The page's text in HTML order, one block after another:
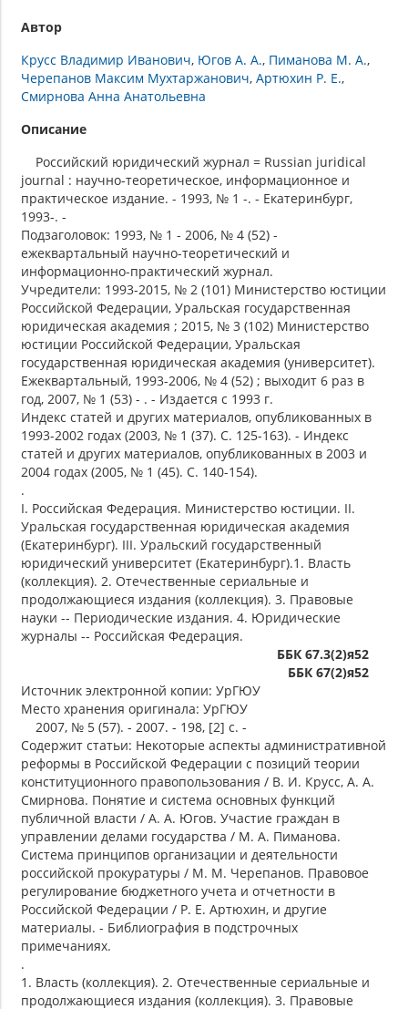
Автор
Крусс Владимир Иванович Югов А. А. Пиманова М. А.
Черепанов Максим Мухтаржанович Артюхин Р. Е.
Смирнова Анна Анатольевна
Описание
Российский юридический журнал = Russian juridical
journal : научно-теоретическое, информационное и
практическое издание. - 1993, № 1 -. - Екатеринбург,
1993-. -
Подзаголовок: 1993, № 1 - 2006, № 4 (52) -
ежеквартальный научно-теоретический и
информационно-практический журнал.
Учредители: 1993-2015, № 2 (101) Министерство юстиции
Российской Федерации, Уральская государственная
юридическая академия ; 2015, № 3 (102) Министерство
юстиции Российской Федерации, Уральская
государственная юридическая академия (университет).
Ежеквартальный, 1993-2006, № 4 (52) ; выходит 6 раз в
год, 2007, № 1 (53) - . - Издается с 1993 г.
Индекс статей и других материалов, опубликованных в
1993-2002 годах (2003, № 1 (37). С. 125-163). - Индекс
статей и других материалов, опубликованных в 2003 и
2004 годах (2005, № 1 (45). С. 140-154).
.
I. Российская Федерация. Министерство юстиции. II.
Уральская государственная юридическая академия
(Екатеринбург). III. Уральский государственный
юридический университет (Екатеринбург).1. Власть
(коллекция). 2. Отечественные сериальные и
продолжающиеся издания (коллекция). 3. Правовые
науки -- Периодические издания. 4. Юридические
журналы -- Российская Федерация.
ББК 67.3(2)я52
ББК 67(2)я52
Источник электронной копии: УрГЮУ
Место хранения оригинала: УрГЮУ
2007, № 5 (57). - 2007. - 198, [2] с. -
Содержит статьи: Некоторые аспекты административной
реформы в Российской Федерации с позиций теории
конституционного правопользования / В. И. Крусс, А. А.
Смирнова. Понятие и система основных функций
публичной власти / А. А. Югов. Участие граждан в
управлении делами государства / М. А. Пиманова.
Система принципов организации и деятельности
российской прокуратуры / М. М. Черепанов. Правовое
регулирование бюджетного учета и отчетности в
Российской Федерации / Р. Е. Артюхин, и другие
материалы. - Библиография в подстрочных
примечаниях.
.
1. Власть (коллекция). 2. Отечественные сериальные и
продолжающиеся издания (коллекция). 3. Правовые